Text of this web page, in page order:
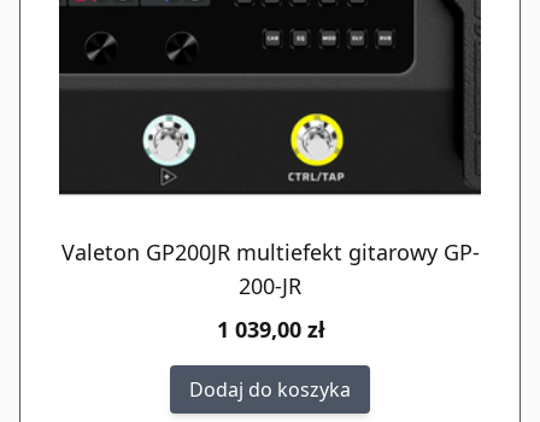
Valeton GP200JR multiefekt gitarowy GP-
200-JR
1 039,00 zł
Dodaj do koszyka